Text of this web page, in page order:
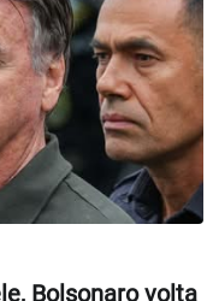
Bolsonaro volta